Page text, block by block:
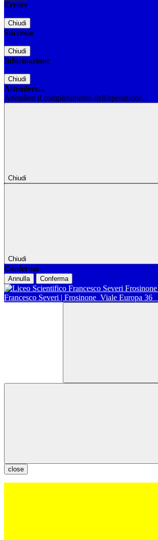
Errore
Chiudi
Successo
Chiudi
Informazione
Chiudi
Attendere...
Attendere il completamento dell'operazione...
Chiudi
Chiudi
Conferma
Annulla Conferma
Francesco Severi | Frosinone Viale Europa 36
close